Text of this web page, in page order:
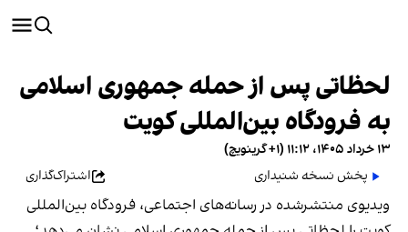
لحظاتی پس از حمله جمهوری اسلامی
به فرودگاه بین‌المللی کویت
۱۳ خرداد ۱۴۰۵، ۱۱:۱۲ (‎+۱ گرینویچ)
پخش نسخه شنیداری
اشتراک‌گذاری
ویدیوی منتشرشده در رسانه‌های اجتماعی، فرودگاه بین‌المللی